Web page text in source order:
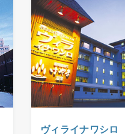
ヴィライナワシロ